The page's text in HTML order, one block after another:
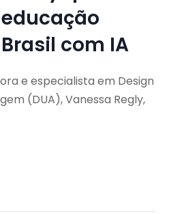
com IA
e especialista em Design
(DUA), Vanessa Regly,